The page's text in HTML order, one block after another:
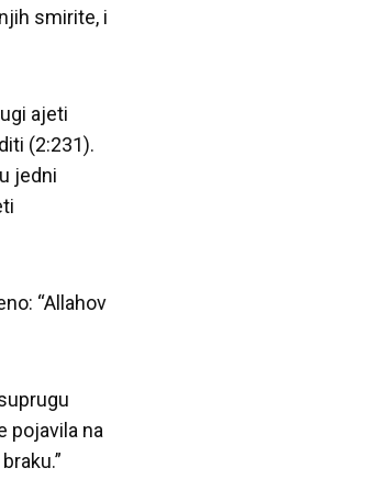
smirite, i
ajeti
(2:231).
jedni
“Allahov
pojavila na